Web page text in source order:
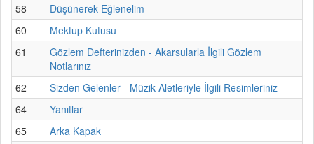
58
Düşünerek Eğlenelim
60
Mektup Kutusu
61
Gözlem Defterinizden - Akarsularla İlgili Gözlem
Notlarınız
62
Sizden Gelenler - Müzik Aletleriyle İlgili Resimleriniz
64
Yanıtlar
65
Arka Kapak